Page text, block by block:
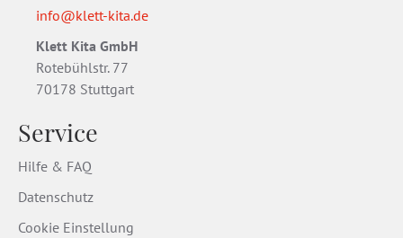
info@klett-kita.de
Klett Kita GmbH
Rotebühlstr. 77
70178 Stuttgart
Service
Hilfe & FAQ
Datenschutz
Cookie Einstellung